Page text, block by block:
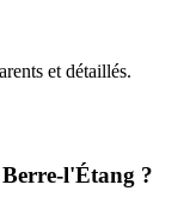
et détaillés.
l'Étang ?